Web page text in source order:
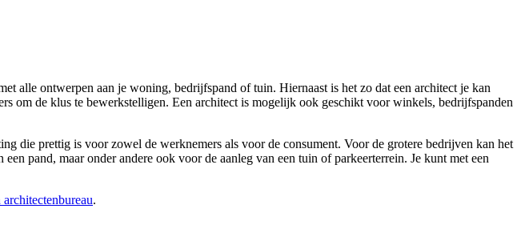
alle ontwerpen aan je woning, bedrijfspand of tuin. Hiernaast is het zo dat een architect je kan
om de klus te bewerkstelligen. Een architect is mogelijk ook geschikt voor winkels, bedrijfspanden
die prettig is voor zowel de werknemers als voor de consument. Voor de grotere bedrijven kan het
pand, maar onder andere ook voor de aanleg van een tuin of parkeerterrein. Je kunt met een
architectenbureau.